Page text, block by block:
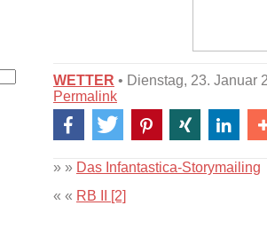
WETTER • Dienstag, 23. Januar
Permalink
» » Das Infantastica-Storymailing
« « RB II [2]